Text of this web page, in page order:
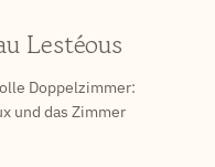
Lestéous
Doppelzimmer:
und das Zimmer